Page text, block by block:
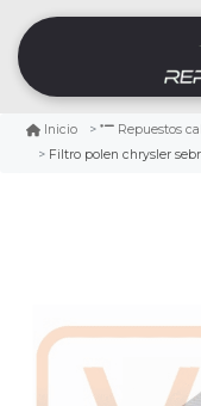
Inicio
Repuestos
Filtro polen chrysler sebring